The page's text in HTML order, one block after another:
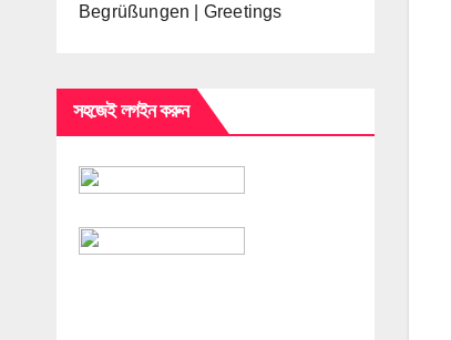
Begrüßungen | Greetings
সহজেই লগইন করুন